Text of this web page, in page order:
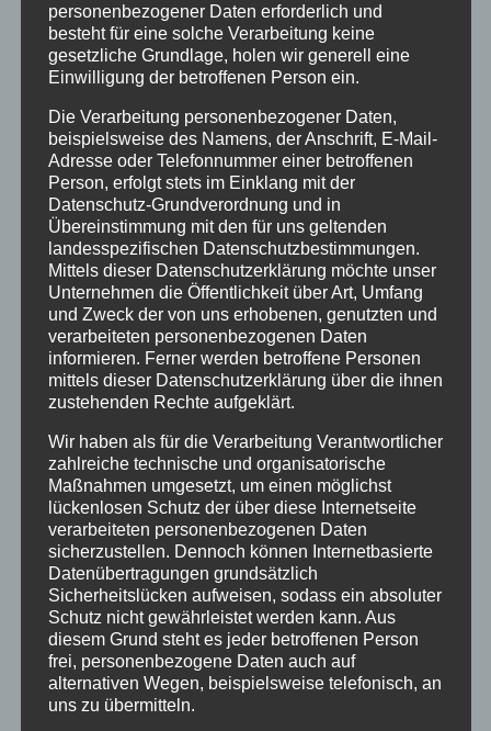
Mai 2026
März 2026
Februar 2026
Januar 2026
Dezember 2025
September 2025
Juli 2025
Juni 2025
Mai 2025
Februar 2025
Dezember 2024
September 2024
Juli 2024
Juni 2024
Mai 2024
März 2024
Februar 2024
Dezember 2023
November 2023
September 2023
Juli 2023
Juni 2023
personenbezogener Daten erforderlich und
besteht für eine solche Verarbeitung keine
gesetzliche Grundlage, holen wir generell eine
Einwilligung der betroffenen Person ein.
Die Verarbeitung personenbezogener Daten,
beispielsweise des Namens, der Anschrift, E-Mail-
Adresse oder Telefonnummer einer betroffenen
Person, erfolgt stets im Einklang mit der
Datenschutz-Grundverordnung und in
Übereinstimmung mit den für uns geltenden
landesspezifischen Datenschutzbestimmungen.
Mittels dieser Datenschutzerklärung möchte unser
Unternehmen die Öffentlichkeit über Art, Umfang
und Zweck der von uns erhobenen, genutzten und
verarbeiteten personenbezogenen Daten
informieren. Ferner werden betroffene Personen
mittels dieser Datenschutzerklärung über die ihnen
zustehenden Rechte aufgeklärt.
Wir haben als für die Verarbeitung Verantwortlicher
zahlreiche technische und organisatorische
Maßnahmen umgesetzt, um einen möglichst
lückenlosen Schutz der über diese Internetseite
verarbeiteten personenbezogenen Daten
sicherzustellen. Dennoch können Internetbasierte
Datenübertragungen grundsätzlich
Sicherheitslücken aufweisen, sodass ein absoluter
Schutz nicht gewährleistet werden kann. Aus
diesem Grund steht es jeder betroffenen Person
frei, personenbezogene Daten auch auf
alternativen Wegen, beispielsweise telefonisch, an
uns zu übermitteln.